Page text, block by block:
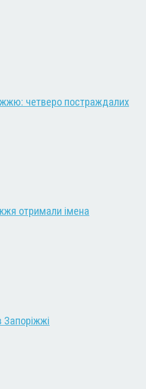
четверо постраждалих
отримали імена